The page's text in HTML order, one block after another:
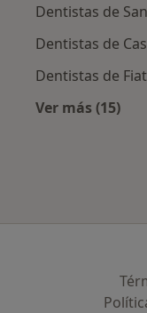
Dentistas de
Dentistas de
Dentistas de
Ver más (15)